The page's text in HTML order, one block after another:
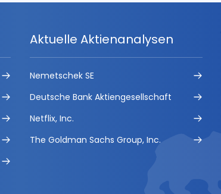
Aktuelle Aktienanalysen
Nemetschek SE
Deutsche Bank Aktiengesellschaft
Netflix, Inc.
The Goldman Sachs Group, Inc.